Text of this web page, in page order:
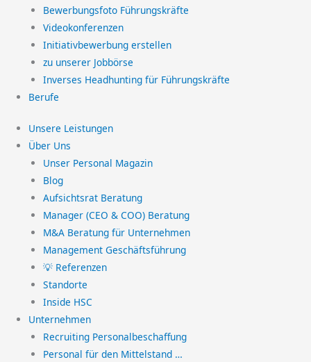
Bewerbungsfoto Führungskräfte
Videokonferenzen
Initiativbewerbung erstellen
zu unserer Jobbörse
Inverses Headhunting für Führungskräfte
Berufe
Unsere Leistungen
Über Uns
Unser Personal Magazin
Blog
Aufsichtsrat Beratung
Manager (CEO & COO) Beratung
M&A Beratung für Unternehmen
Management Geschäftsführung
💡 Referenzen
Standorte
Inside HSC
Unternehmen
Recruiting Personalbeschaffung
Personal für den Mittelstand …